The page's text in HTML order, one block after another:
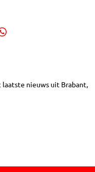
laatste nieuws uit Brabant,